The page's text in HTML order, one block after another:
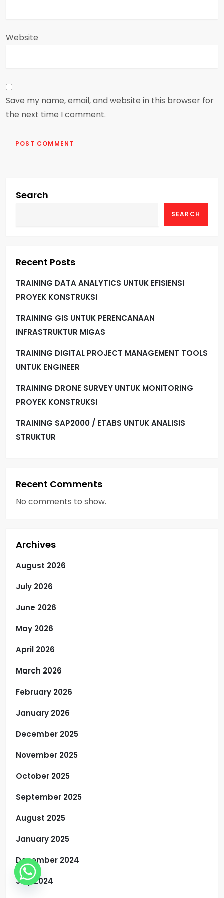
Website
Save my name, email, and website in this browser for
the next time I comment.
Search
SEARCH
Recent Posts
TRAINING DATA ANALYTICS UNTUK EFISIENSI
PROYEK KONSTRUKSI
TRAINING GIS UNTUK PERENCANAAN
INFRASTRUKTUR MIGAS
TRAINING DIGITAL PROJECT MANAGEMENT TOOLS
UNTUK ENGINEER
TRAINING DRONE SURVEY UNTUK MONITORING
PROYEK KONSTRUKSI
TRAINING SAP2000 / ETABS UNTUK ANALISIS
STRUKTUR
Recent Comments
No comments to show.
Archives
August 2026
July 2026
June 2026
May 2026
April 2026
March 2026
February 2026
January 2026
December 2025
November 2025
October 2025
September 2025
August 2025
January 2025
December 2024
July 2024